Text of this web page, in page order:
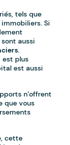
tels que
Si
aussi
.
plus
est aussi
n’offrent
que vous
cette